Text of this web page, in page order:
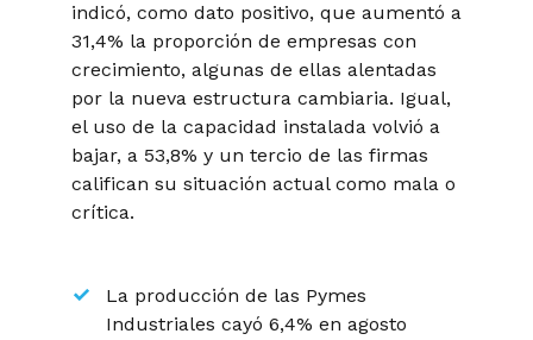
indicó, como dato positivo, que aumentó a
31,4% la proporción de empresas con
crecimiento, algunas de ellas alentadas
por la nueva estructura cambiaria. Igual,
el uso de la capacidad instalada volvió a
bajar, a 53,8% y un tercio de las firmas
califican su situación actual como mala o
crítica.
La producción de las Pymes
Industriales cayó 6,4% en agosto